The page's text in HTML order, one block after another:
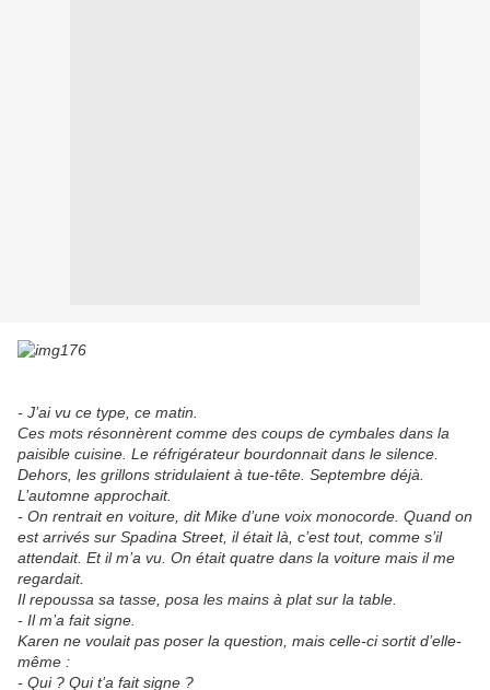
- J’ai vu ce type, ce matin.
Ces mots résonnèrent comme des coups de cymbales dans la
paisible cuisine. Le réfrigérateur bourdonnait dans le silence.
Dehors, les grillons stridulaient à tue-tête. Septembre déjà.
L’automne approchait.
- On rentrait en voiture, dit Mike d’une voix monocorde. Quand on
est arrivés sur Spadina Street, il était là, c’est tout, comme s’il
attendait. Et il m’a vu. On était quatre dans la voiture mais il me
regardait.
Il repoussa sa tasse, posa les mains à plat sur la table.
- Il m’a fait signe.
Karen ne voulait pas poser la question, mais celle-ci sortit d’elle-
même :
- Qui ? Qui t’a fait signe ?